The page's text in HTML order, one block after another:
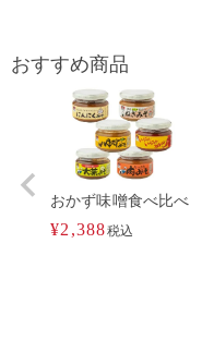
おすすめ商品
おかず味噌食べ比べ
¥2,388税込